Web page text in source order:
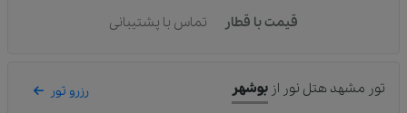
قیمت با قطار
تماس با پشتیبانی
تور مشهد هتل نور از بوشهر رزرو تور